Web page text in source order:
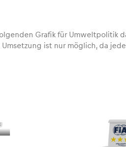
Grafik für
ist nur möglich, da